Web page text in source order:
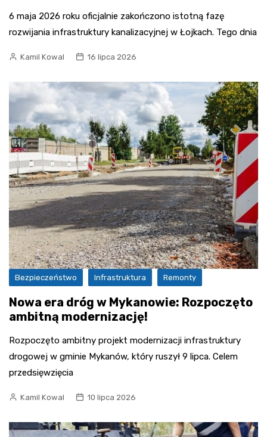
6 maja 2026 roku oficjalnie zakończono istotną fazę
rozwijania infrastruktury kanalizacyjnej w Łojkach. Tego dnia
Kamil Kowal 16 lipca 2026
Bezpieczeństwo Infrastruktura Remonty
Nowa era dróg w Mykanowie: Rozpoczęto
ambitną modernizację!
Rozpoczęto ambitny projekt modernizacji infrastruktury
drogowej w gminie Mykanów, który ruszył 9 lipca. Celem
przedsięwzięcia
Kamil Kowal 10 lipca 2026